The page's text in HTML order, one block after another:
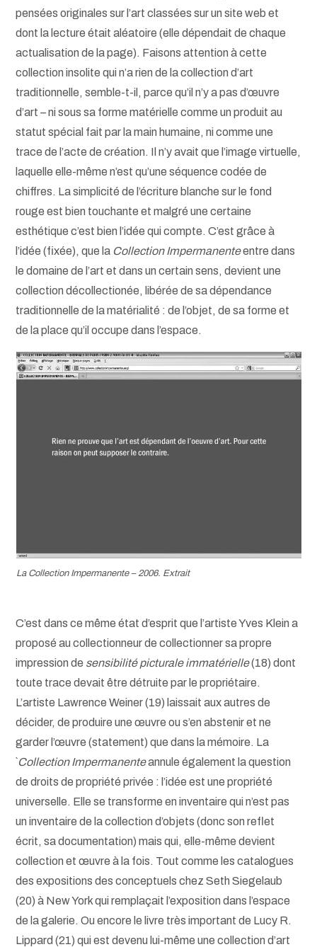
pensées originales sur l’art classées sur un site web et
dont la lecture était aléatoire (elle dépendait de chaque
actualisation de la page). Faisons attention à cette
collection insolite qui n’a rien de la collection d’art
traditionnelle, semble-t-il, parce qu’il n’y a pas d’œuvre
d’art – ni sous sa forme matérielle comme un produit au
statut spécial fait par la main humaine, ni comme une
trace de l’acte de création. Il n’y avait que l’image virtuelle,
laquelle elle-même n’est qu’une séquence codée de
chiffres. La simplicité de l’écriture blanche sur le fond
rouge est bien touchante et malgré une certaine
esthétique c’est bien l’idée qui compte. C’est grâce à
l’idée (fixée), que la Collection Impermanenteentre dans
le domaine de l’art et dans un certain sens, devient une
collection décollectionée, libérée de sa dépendance
traditionnelle de la matérialité : de l’objet, de sa forme et
de la place qu’il occupe dans l’espace.
La Collection Impermanente – 2006. Extrait
C’est dans ce même état d’esprit que l’artiste Yves Klein a
proposé au collectionneur de collectionner sa propre
impression de sensibilité picturale immatérielle(18) dont
toute trace devait être détruite par le propriétaire.
L’artiste Lawrence Weiner (19) laissait aux autres de
décider, de produire une œuvre ou s’en abstenir et ne
garder l’œuvre (statement) que dans la mémoire. La
`Collection Impermanenteannule également la question
de droits de propriété privée : l’idée est une propriété
universelle. Elle se transforme en inventaire qui n’est pas
un inventaire de la collection d’objets (donc son reflet
écrit, sa documentation) mais qui, elle-même devient
collection et œuvre à la fois. Tout comme les catalogues
des expositions des conceptuels chez Seth Siegelaub
(20) à New York qui remplaçait l’exposition dans l’espace
de la galerie. Ou encore le livre très important de Lucy R.
Lippard (21) qui est devenu lui-même une collection d’art